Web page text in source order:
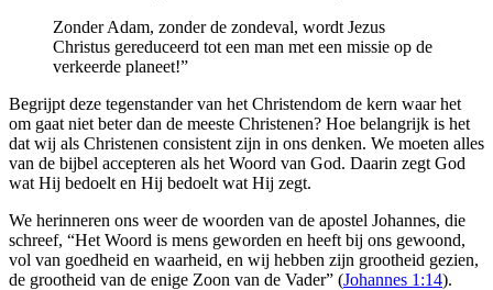
Zonder Adam, zonder de zondeval, wordt Jezus
Christus gereduceerd tot een man met een missie op de
verkeerde planeet!”
Begrijpt deze tegenstander van het Christendom de kern waar het
om gaat niet beter dan de meeste Christenen? Hoe belangrijk is het
dat wij als Christenen consistent zijn in ons denken. We moeten alles
van de bijbel accepteren als het Woord van God. Daarin zegt God
wat Hij bedoelt en Hij bedoelt wat Hij zegt.
We herinneren ons weer de woorden van de apostel Johannes, die
schreef, “Het Woord is mens geworden en heeft bij ons gewoond,
vol van goedheid en waarheid, en wij hebben zijn grootheid gezien,
de grootheid van de enige Zoon van de Vader” (Johannes 1:14).